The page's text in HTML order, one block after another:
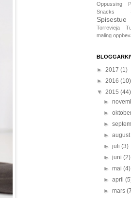
Oppussing
Snacks
Spisestue
Torrevieja
maling
► 2017 (1)
► 2016 (10)
▼ 2015 (44)
►
►
►
►
►juli(3)
►juni(2)
►mai(4)
►april
►mars